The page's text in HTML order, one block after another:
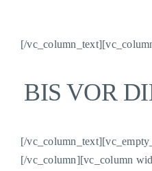
[/
BIS VOR
[/
[/vc_column][vc_column